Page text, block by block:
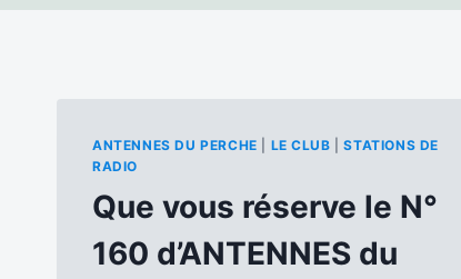
ANTENNES DU PERCHE LE CLUB |STATIONS DE
RADIO
Que vous réserve le N°
160 d’ANTENNES du